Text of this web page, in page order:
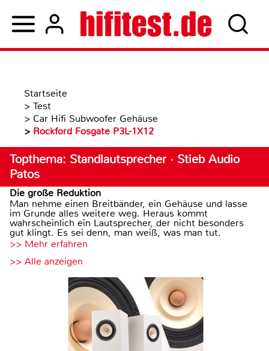
Startseite
> Test
> Car Hifi Subwoofer Gehäuse
> Rockford Fosgate P3L-1X12
Topthema: Standlautsprecher · Stieb Audio
Patos
Die große Reduktion
Man nehme einen Breitbänder, ein Gehäuse und lasse
im Grunde alles weitere weg. Heraus kommt
wahrscheinlich ein Lautsprecher, der nicht besonders
gut klingt. Es sei denn, man weiß, was man tut.
>> Mehr erfahren
>> Alle anzeigen